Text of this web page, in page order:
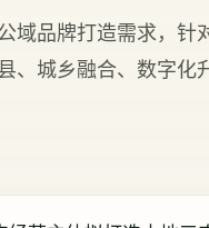
域品牌打造需求，
、城乡融合、数字化